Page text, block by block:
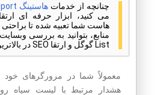
چنانچه از خدمات هاستینگ HiSupport
هاست شما تعبیه شده تا براحتی
List گوگل و ارتقا SEO در بالاترین سطح کنید.
معمولاً شما در مرورگرهای خود
هشدار مرتبط با لیست سیاه